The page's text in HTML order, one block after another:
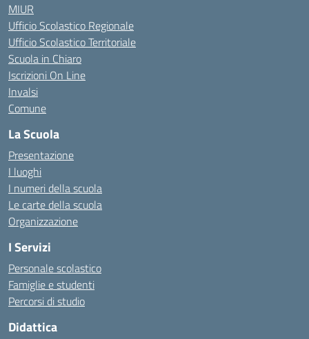
MIUR
Ufficio Scolastico Regionale
Ufficio Scolastico Territoriale
Scuola in Chiaro
Iscrizioni On Line
Invalsi
Comune
La Scuola
Presentazione
I luoghi
I numeri della scuola
Le carte della scuola
Organizzazione
I Servizi
Personale scolastico
Famiglie e studenti
Percorsi di studio
Didattica